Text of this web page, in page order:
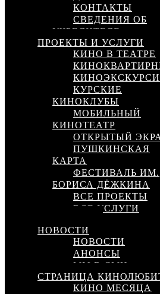
КОНТАКТЫ
СВЕДЕНИЯ ОБ
УЧРЕДИТЕЛЕ
ПРОЕКТЫ И УСЛУГИ
КИНО В ТЕАТРЕ
КУРСКИЕ
КИНОКЛУБЫ
МОБИЛЬНЫЙ
КИНОТЕАТР
ОТКРЫТЫЙ
ПУШКИНСКАЯ
КАРТА
ФЕСТИВАЛЬ ИМ.
БОРИСА ДЁЖКИНА
ВСЕ ПРОЕКТЫ
ВСЕ УСЛУГИ
НОВОСТИ
НОВОСТИ
АНОНСЫ
МЫ В СМИ
СТРАНИЦА
КИНО МЕСЯЦА